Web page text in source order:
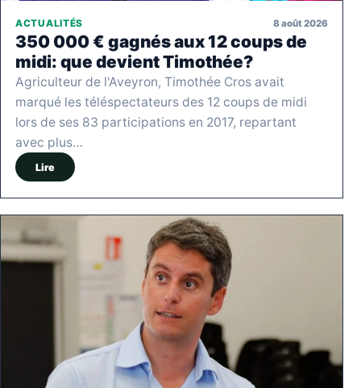
ACTUALITÉS 8 août 2026
350 000 € gagnés aux 12 coups de
midi: que devient Timothée?
Agriculteur de l'Aveyron, Timothée Cros avait
marqué les téléspectateurs des 12 coups de midi
lors de ses 83 participations en 2017, repartant
avec plus…
Lire